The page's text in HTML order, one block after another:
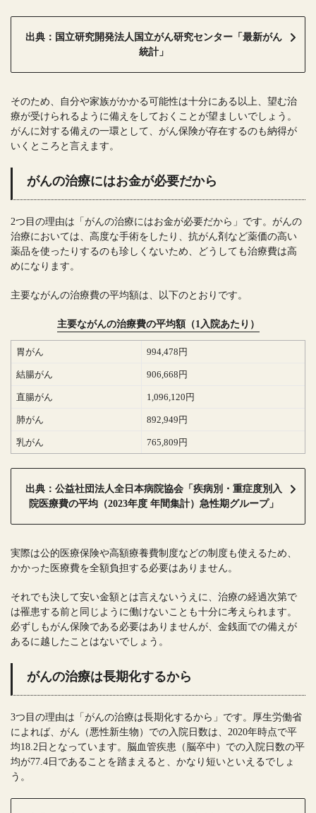
出典：国立研究開発法人国立がん研究センター「最新がん
統計」
そのため、自分や家族がかかる可能性は十分にある以上、望む治
療が受けられるように備えをしておくことが望ましいでしょう。
がんに対する備えの一環として、がん保険が存在するのも納得が
いくところと言えます。
がんの治療にはお金が必要だから
2つ目の理由は「がんの治療にはお金が必要だから」です。がんの
治療においては、高度な手術をしたり、抗がん剤など薬価の高い
薬品を使ったりするのも珍しくないため、どうしても治療費は高
めになります。
主要ながんの治療費の平均額は、以下のとおりです。
主要ながんの治療費の平均額（1入院あたり）
胃がん 994,478円
結腸がん 906,668円
直腸がん 1,096,120円
肺がん 892,949円
乳がん 765,809円
出典：公益社団法人全日本病院協会「疾病別・重症度別入
院医療費の平均（2023年度 年間集計）急性期グループ」
実際は公的医療保険や高額療養費制度などの制度も使えるため、
かかった医療費を全額負担する必要はありません。
それでも決して安い金額とは言えないうえに、治療の経過次第で
は罹患する前と同じように働けないことも十分に考えられます。
必ずしもがん保険である必要はありませんが、金銭面での備えが
あるに越したことはないでしょう。
がんの治療は長期化するから
3つ目の理由は「がんの治療は長期化するから」です。厚生労働省
によれば、がん（悪性新生物）での入院日数は、2020年時点で平
均18.2日となっています。脳血管疾患（脳卒中）での入院日数の平
均が77.4日であることを踏まえると、かなり短いといえるでしょ
う。